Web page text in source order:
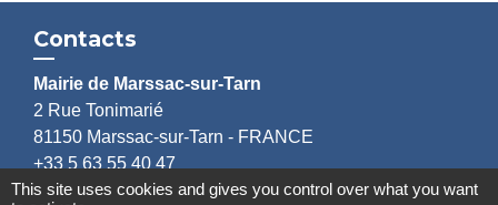
Contacts
Mairie de Marssac-sur-Tarn
2 Rue Tonimarié
81150 Marssac-sur-Tarn - FRANCE
+33 5 63 55 40 47
accueil@marssac-sur-tarn.fr
This site uses cookies and gives you control over what you want